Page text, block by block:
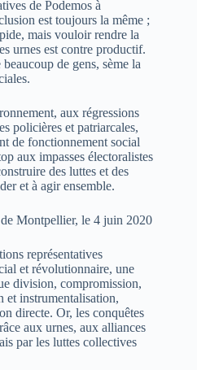
de Podemos à
est toujours la même ;
mais vouloir rendre la
urnes est contre productif.
de gens, sème la
aux régressions
policières et patriarcales,
de fonctionnement social
aux impasses électoralistes
des luttes et des
et à agir ensemble.
Montpellier, le 4 juin 2020
représentatives
et révolutionnaire, une
division, compromission,
et instrumentalisation,
directe. Or, les conquêtes
aux urnes, aux alliances
par les luttes collectives